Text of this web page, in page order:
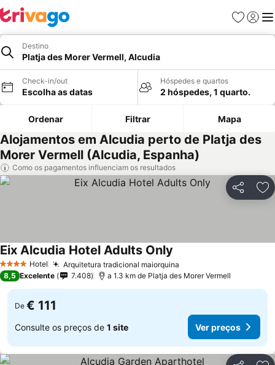
Favoritos
Iniciar
Destino
Platja des Morer Vermell, Alcudia
Check-in/out
Escolha as datas
Hóspedes e quartos
2 hóspedes, 1 quarto.
Ordenar Filtrar Mapa
Alojamentos em Alcudia perto de Platja des
Morer Vermell (Alcudia, Espanha)
Como os pagamentos influenciam os resultados
Partilhar
4 EstrelasHotel Arquitetura tradicional maiorquina
Eix Alcudia Hotel Adults Only
8,5 Excelente 7.408 a 1.3 km de Platja des Morer Vermell
De € 111
Consulte os preços de 1 site Ver preços